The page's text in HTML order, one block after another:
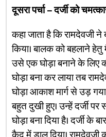
दूसरा पर्चा – दर्जी को
कहा जाता है कि रामदेवजी
किया। बालक को बहलाने
उसे एक घोड़ा बनाने के लिए
घोड़ा बना कर लाया तब
घोड़ा आकाश मार्ग से उड़
बहुत दुखी हुए। उन्हें दर्जी
घोड़ा बना दिया है। दर्जी के